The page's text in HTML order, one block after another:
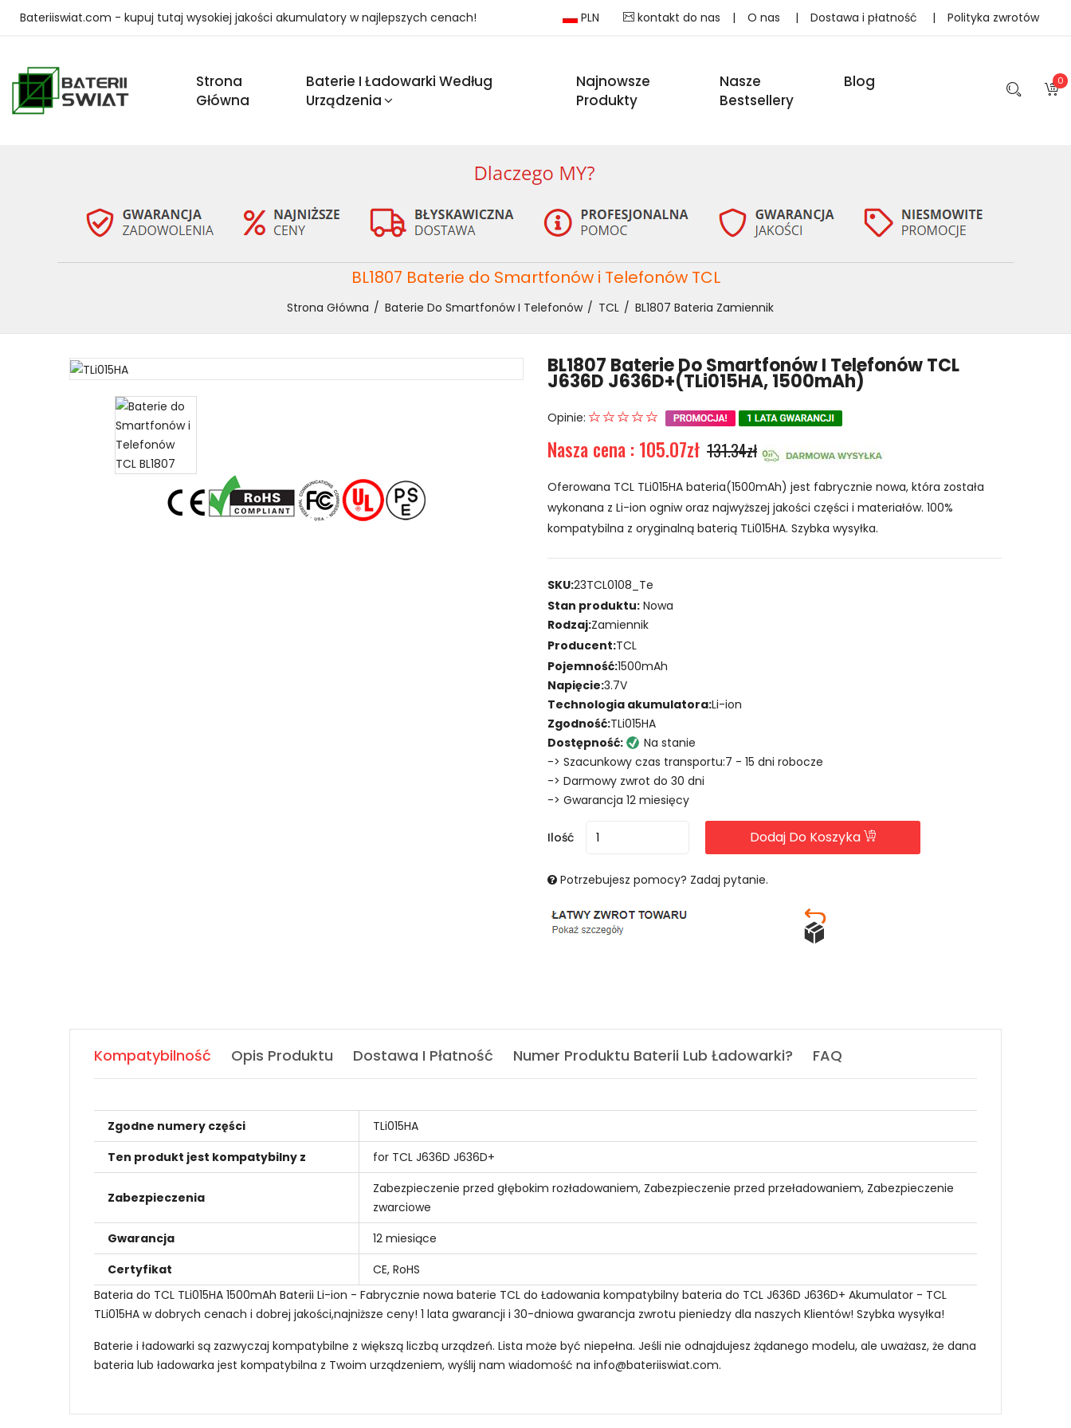
Bateriiswiat.com - kupuj tutaj wysokiej jakości akumulatory w najlepszych cenach! PLN kontakt do nas | O nas | Dostawa i płatność | Polityka zwrotów
Strona
Główna
Baterie I Ładowarki Według
Urządzenia
Najnowsze
Produkty
Nasze
Bestsellery
Blog 0
BL1807 Baterie do Smartfonów i Telefonów TCL
Strona Główna Baterie Do Smartfonów I Telefonów TCL BL1807 Bateria Zamiennik
BL1807 Baterie Do Smartfonów I Telefonów TCL
J636D J636D+(TLi015HA, 1500mAh)
Opinie:
Nasza cena : 105.07zł 131.34zł
Oferowana TCL TLi015HA bateria(1500mAh) jest fabrycznie nowa, która została
wykonana z Li-ion ogniw oraz najwyższej jakości części i materiałów. 100%
kompatybilna z oryginalną baterią TLi015HA. Szybka wysyłka.
SKU:23TCL0108_Te
Stan produktu: Nowa
Rodzaj:Zamiennik
Producent:TCL
Pojemność:1500mAh
Napięcie:3.7V
Technologia akumulatora:Li-ion
Zgodność:TLi015HA
Dostępność:
Na stanie
-> Szacunkowy czas transportu:7 - 15 dni robocze
-> Darmowy zwrot do 30 dni
-> Gwarancja 12 miesięcy
Ilość Dodaj Do Koszyka
Potrzebujesz pomocy? Zadaj pytanie.
Kompatybilność Opis Produktu Dostawa I Płatność Numer Produktu Baterii Lub Ładowarki? FAQ
Zgodne numery części
TLi015HA
Ten produkt jest kompatybilny z
for TCL J636D J636D+
Zabezpieczenia
Zabezpieczenie przed głębokim rozładowaniem, Zabezpieczenie przed przeładowaniem, Zabezpieczenie
zwarciowe
Gwarancja
12 miesiące
Certyfikat
CE, RoHS
Bateria do TCL TLi015HA 1500mAh Baterii Li-ion - Fabrycznie nowa baterie TCL do Ładowania kompatybilny bateria do TCL J636D J636D+ Akumulator - TCL
TLi015HA w dobrych cenach i dobrej jakości,najniższe ceny! 1 lata gwarancji i 30-dniowa gwarancja zwrotu pieniedzy dla naszych Klientów! Szybka wysyłka!
Baterie i ładowarki są zazwyczaj kompatybilne z większą liczbą urządzeń. Lista może być niepełna. Jeśli nie odnajdujesz żądanego modelu, ale uważasz, że dana
bateria lub ładowarka jest kompatybilna z Twoim urządzeniem, wyślij nam wiadomość na info@bateriiswiat.com.